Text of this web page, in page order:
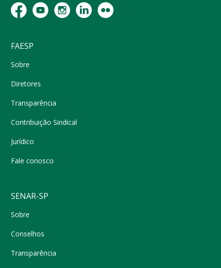
FAESP
Sobre
Diretores
Transparência
Contribuição Sindical
Jurídico
Fale conosco
SENAR-SP
Sobre
Conselhos
Transparência